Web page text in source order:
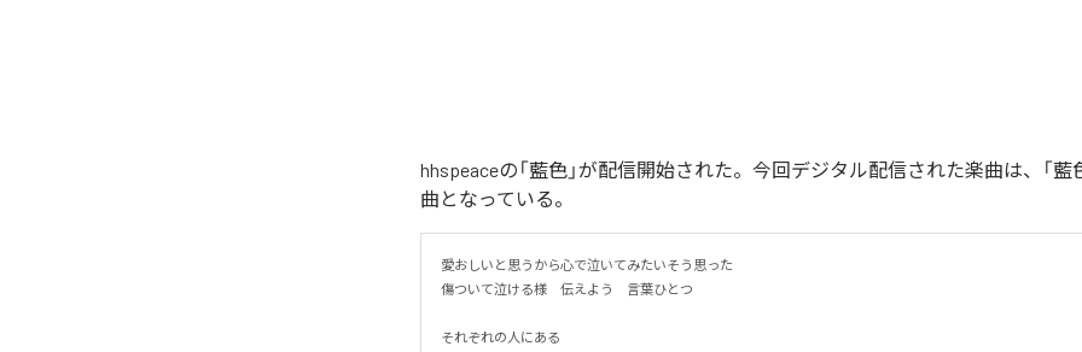
hhspeaceの「藍色」が配信開始された。今回デジタル配信された楽曲は、「藍
曲となっている。
愛おしいと思うから心で泣いてみたいそう思った
傷ついて泣ける様　伝えよう　言葉ひとつ
それぞれの人にある